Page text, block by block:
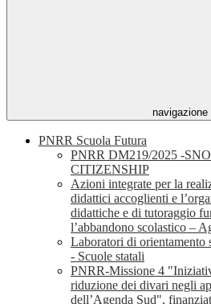
navigazione
PNRR Scuola Futura
PNRR DM219/2025 -
CITIZENSHIP
Azioni integrate per la
didattici accoglienti e
didattiche e di tutoraggio
l’abbandono scolastico –
Laboratori di orientamento
- Scuole statali
PNRR-Missione 4
riduzione dei divari negli
dell’Agenda Sud",